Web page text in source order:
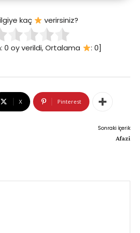
kaç verirsiniz?
0 oy verildi, Ortalama : 0]
X Pinterest
Sonraki İçerik
Afazi